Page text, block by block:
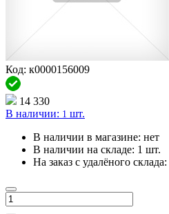
Код: к0000156009
14 330
В наличии: 1 шт.
В наличии в магазине: нет
В наличии на складе: 1 шт.
На заказ с удалёного склада: